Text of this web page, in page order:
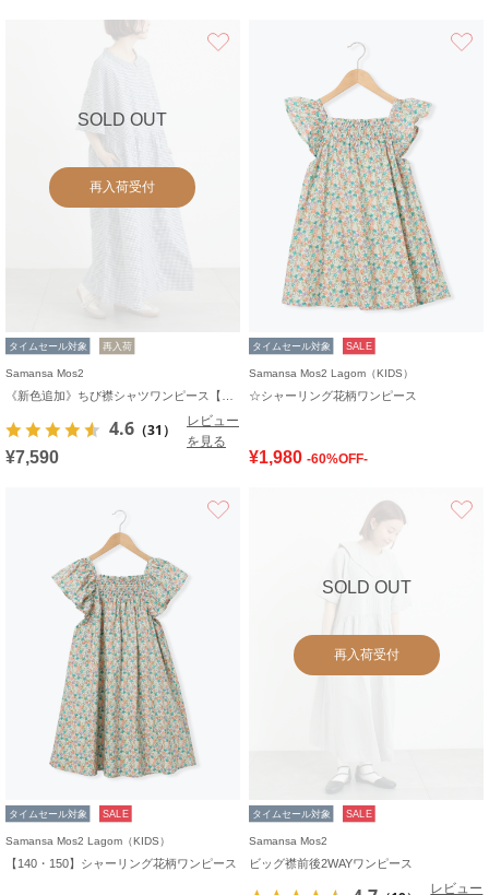
SOLD OUT
再入荷受付
タイムセール対象 再入荷
Samansa Mos2
4.6 （31）
レビュー
を見る
¥7,590
タイムセール対象 SALE
Samansa Mos2 Lagom（KIDS）
☆シャーリング花柄ワンピース
¥1,980 -60%OFF-
タイムセール対象 SALE
Samansa Mos2 Lagom（KIDS）
【140・150】シャーリング花柄ワンピース
SOLD OUT
再入荷受付
タイムセール対象 SALE
Samansa Mos2
ビッグ襟前後2WAYワンピース
レビュー